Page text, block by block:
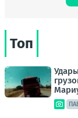
Топ